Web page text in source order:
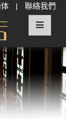
| 聯絡我們